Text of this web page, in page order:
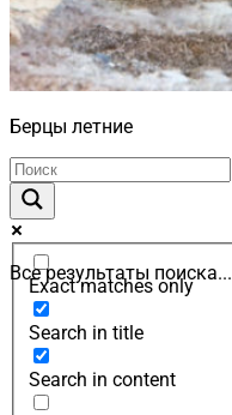
Берцы летние
Все результаты поиска...
Exact matches only
Search in title
Search in content